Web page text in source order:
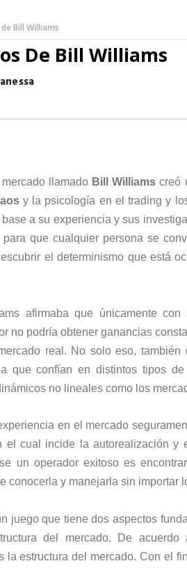
Bill Williams
De Bill Williams
llamado Bill Williams creó
y la psicología en el trading y
a su experiencia y sus
que cualquier persona se
el determinismo que está
afirmaba que únicamente con
no podría obtener ganancias
real. No solo eso, también
a que confían en distintos tipos
no lineales como los
en el mercado
el cual incide la autorealización y
un operador exitoso es
conocerla y manejarla sin importar
juego que tiene dos aspectos
del mercado. De
la estructura del mercado. Con el